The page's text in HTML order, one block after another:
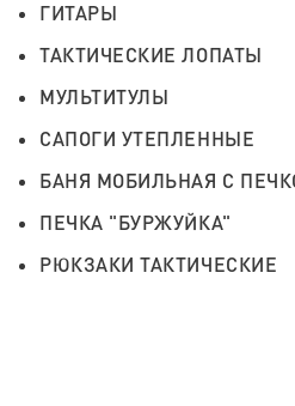
ГИТАРЫ
ТАКТИЧЕСКИЕ ЛОПАТЫ
МУЛЬТИТУЛЫ
САПОГИ УТЕПЛЕННЫЕ
БАНЯ МОБИЛЬНАЯ С
ПЕЧКА "БУРЖУЙКА"
РЮКЗАКИ ТАКТИЧЕСКИЕ